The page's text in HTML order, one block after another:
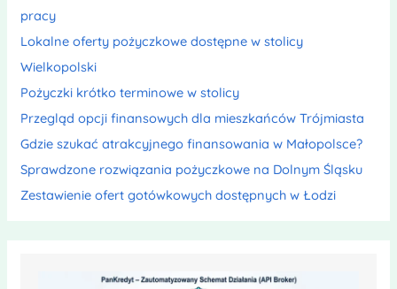
pracy
Lokalne oferty pożyczkowe dostępne w stolicy
Wielkopolski
Pożyczki krótko terminowe w stolicy
Przegląd opcji finansowych dla mieszkańców Trójmiasta
Gdzie szukać atrakcyjnego finansowania w Małopolsce?
Sprawdzone rozwiązania pożyczkowe na Dolnym Śląsku
Zestawienie ofert gotówkowych dostępnych w Łodzi